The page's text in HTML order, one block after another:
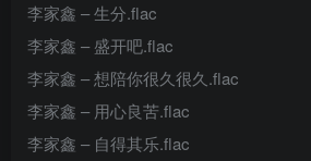
李家鑫 – 生分.flac
李家鑫 – 盛开吧.flac
李家鑫 – 想陪你很久很久.flac
李家鑫 – 用心良苦.flac
李家鑫 – 自得其乐.flac